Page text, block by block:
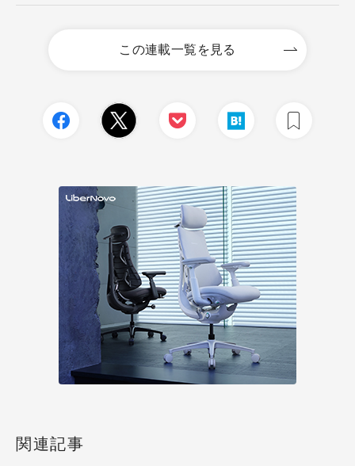
この連載一覧を見る
関連記事